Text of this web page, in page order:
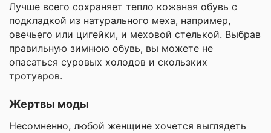
Лучше всего сохраняет тепло кожаная обувь с
подкладкой из натурального меха, например,
овечьего или цигейки, и меховой стелькой. Выбрав
правильную зимнюю обувь, вы можете не
опасаться суровых холодов и скользких
тротуаров.
Жертвы моды
Несомненно, любой женщине хочется выглядеть